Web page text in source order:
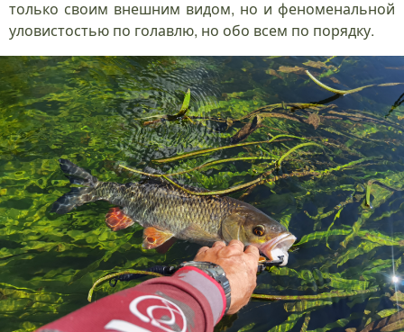
только своим внешним видом, но и феноменальной
уловистостью по голавлю, но обо всем по порядку.